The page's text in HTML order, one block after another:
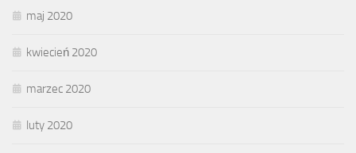
maj 2020
kwiecień 2020
marzec 2020
luty 2020